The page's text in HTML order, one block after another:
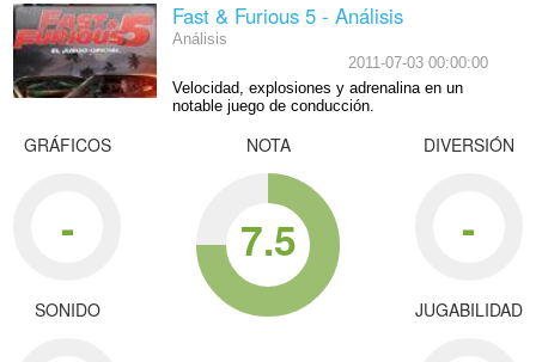
Fast & Furious 5 - Análisis
Análisis
2011-07-03 00:00:00
Velocidad, explosiones y adrenalina en un
notable juego de conducción.
GRÁFICOS
-
SONIDO
NOTA
7.5
DIVERSIÓN
-
JUGABILIDAD